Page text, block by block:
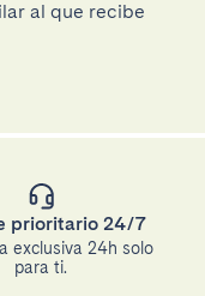
al que recibe
prioritario 24/7
exclusiva 24h solo
para ti.